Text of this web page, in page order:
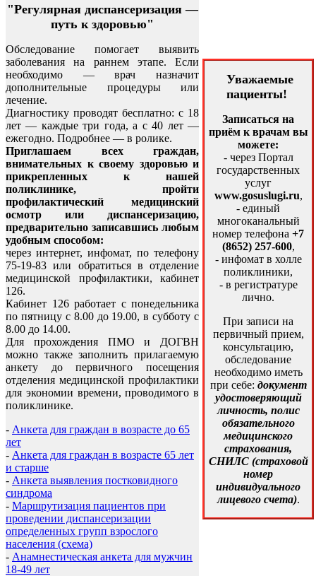
"Регулярная диспансеризация —
путь к здоровью"
Обследование помогает выявить
заболевания на раннем этапе. Если
необходимо — врач назначит
дополнительные процедуры или
лечение.
Диагностику проводят бесплатно: с 18
лет — каждые три года, а с 40 лет —
ежегодно. Подробнее — в ролике.
Приглашаем всех граждан,
внимательных к своему здоровью и
прикрепленных к нашей
поликлинике, пройти
профилактический медицинский
осмотр или диспансеризацию,
предварительно записавшись любым
удобным способом:
через интернет, инфомат, по телефону
75-19-83 или обратиться в отделение
медицинской профилактики, кабинет
126.
Кабинет 126 работает с понедельника
по пятницу с 8.00 до 19.00, в субботу с
8.00 до 14.00.
Для прохождения ПМО и ДОГВН
можно также заполнить прилагаемую
анкету до первичного посещения
отделения медицинской профилактики
для экономии времени, проводимого в
поликлинике.
- Анкета для граждан в возрасте до 65
лет
- Анкета для граждан в возрасте 65 лет
и старше
- Анкета выявления постковидного
синдрома
- Маршрутизация пациентов при
проведении диспансеризации
определенных групп взрослого
населения (схема)
- Анамнестическая анкета для мужчин
18-49 лет
Уважаемые
пациенты!
Записаться на
приём к врачам вы
можете:
- через Портал
государственных
услуг
www.gosuslugi.ru,
- единый
многоканальный
номер телефона +7
(8652) 257-600,
- инфомат в холле
поликлиники,
- в регистратуре
лично.
При записи на
первичный прием,
консультацию,
обследование
необходимо иметь
при себе: документ
удостоверяющий
личность, полис
обязательного
медицинского
страхования,
СНИЛС (страховой
номер
индивидуального
лицевого счета).